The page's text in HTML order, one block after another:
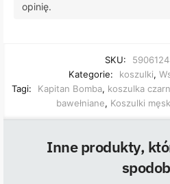
opinię.
SKU:
Kategorie:
koszulki,
Tagi:
Kapitan Bomba, koszulka
bawełniane, Koszulki
Inne produkty,